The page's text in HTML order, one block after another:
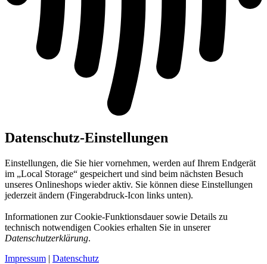
Datenschutz-Einstellungen
Einstellungen, die Sie hier vornehmen, werden auf Ihrem Endgerät
im „Local Storage“ gespeichert und sind beim nächsten Besuch
unseres Onlineshops wieder aktiv. Sie können diese Einstellungen
jederzeit ändern (Fingerabdruck-Icon links unten).
Informationen zur Cookie-Funktionsdauer sowie Details zu
technisch notwendigen Cookies erhalten Sie in unserer
Datenschutzerklärung.
Impressum | Datenschutz